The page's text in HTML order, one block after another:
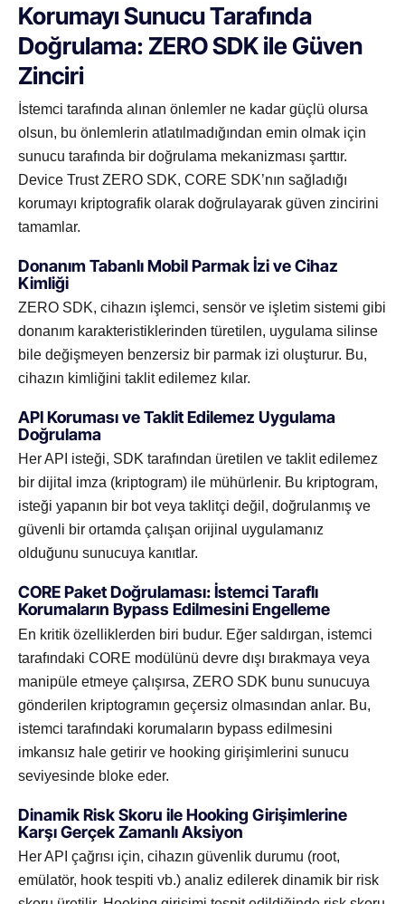
Korumayı Sunucu Tarafında
Doğrulama: ZERO SDK ile Güven
Zinciri
İstemci tarafında alınan önlemler ne kadar güçlü olursa
olsun, bu önlemlerin atlatılmadığından emin olmak için
sunucu tarafında bir doğrulama mekanizması şarttır.
Device Trust ZERO SDK, CORE SDK’nın sağladığı
korumayı kriptografik olarak doğrulayarak güven zincirini
tamamlar.
Donanım Tabanlı Mobil Parmak İzi ve Cihaz
Kimliği
ZERO SDK, cihazın işlemci, sensör ve işletim sistemi gibi
donanım karakteristiklerinden türetilen, uygulama silinse
bile değişmeyen benzersiz bir parmak izi oluşturur. Bu,
cihazın kimliğini taklit edilemez kılar.
API Koruması ve Taklit Edilemez Uygulama
Doğrulama
Her API isteği, SDK tarafından üretilen ve taklit edilemez
bir dijital imza (kriptogram) ile mühürlenir. Bu kriptogram,
isteği yapanın bir bot veya taklitçi değil, doğrulanmış ve
güvenli bir ortamda çalışan orijinal uygulamanız
olduğunu sunucuya kanıtlar.
CORE Paket Doğrulaması: İstemci Taraflı
Korumaların Bypass Edilmesini Engelleme
En kritik özelliklerden biri budur. Eğer saldırgan, istemci
tarafındaki CORE modülünü devre dışı bırakmaya veya
manipüle etmeye çalışırsa, ZERO SDK bunu sunucuya
gönderilen kriptogramın geçersiz olmasından anlar. Bu,
istemci tarafındaki korumaların bypass edilmesini
imkansız hale getirir ve hooking girişimlerini sunucu
seviyesinde bloke eder.
Dinamik Risk Skoru ile Hooking Girişimlerine
Karşı Gerçek Zamanlı Aksiyon
Her API çağrısı için, cihazın güvenlik durumu (root,
emülatör, hook tespiti vb.) analiz edilerek dinamik bir risk